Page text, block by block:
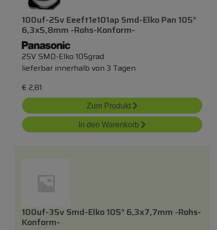
100uf-25v Eeeft1e101ap Smd-Elko Pan 105°
6,3x5,8mm -rohs-Konform-
25V SMD-Elko 105grad
lieferbar innerhalb von 3 Tagen
€ 2,81
Zum Produkt
In den Warenkorb
100uf-35v Smd-Elko 105° 6,3x7,7mm -rohs-
Konform-